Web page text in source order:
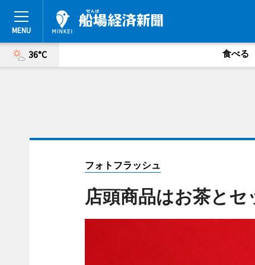
36°C 食べる
フォトフラッシュ
店頭商品はお茶と